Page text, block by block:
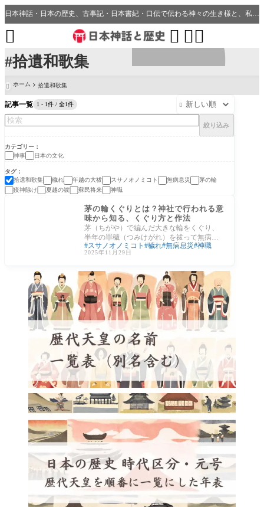
#拾遺和歌集
日本神話・日本の歴史、古事記・日本書紀・口伝で伝わる神々の生き様と、私たちの分野・生活、開運、神社との繋がり
 

 ホーム 拾遺和歌集
記事一覧 1 - 1件 / 全1件 
絞り込み
カテゴリー
神事
日本の文化
タグ
拾遺和歌集
穢れ 年越の大祓 スサノオノミコト 無病息災
茅の輪
疫神除け
夏越の祓 蘇民将来 神職
日本の文化
茅の輪くぐりとは？神社で行われる意
味から知る、くぐり方と作法
茅（ちがや）で編んだ大きな輪をくぐり、
半年の罪穢（つみけがれ）を祓って無病息
災を願う――それが神社の「茅の輪くぐ
り」です
スサノオノミコト 穢れ 無病息災 神職
2025年11月29日